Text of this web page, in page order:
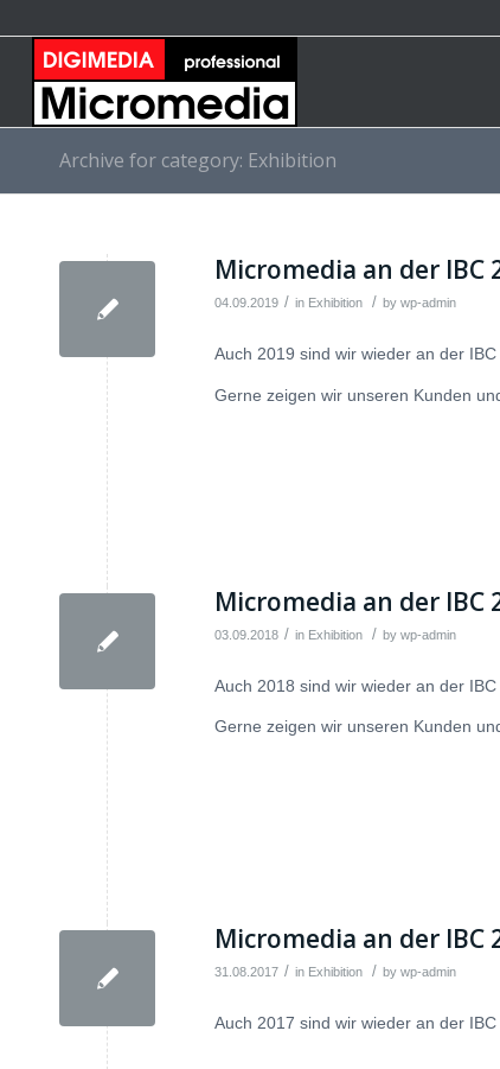
Archive for category: Exhibition
Micromedia an der IBC
04.09.2019 / in Exhibition / by wp-admin
Auch 2019 sind wir wieder an der
Gerne zeigen wir unseren Kunden
Micromedia an der IBC
03.09.2018 / in Exhibition / by wp-admin
Auch 2018 sind wir wieder an der
Gerne zeigen wir unseren Kunden
Micromedia an der IBC
31.08.2017 / in Exhibition / by wp-admin
Auch 2017 sind wir wieder an der